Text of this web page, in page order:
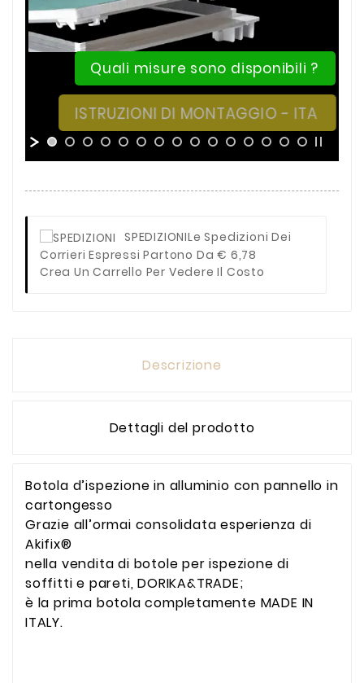
ISTRUZIONI DI MONTAGGIO - ITA
Quali misure sono disponibili ?
SPEDIZIONILe Spedizioni Dei
Corrieri Espressi Partono Da € 6,78
Crea Un Carrello Per Vedere Il Costo
Descrizione
Dettagli del prodotto
Botola d’ispezione in alluminio con pannello in
cartongesso
Grazie all’ormai consolidata esperienza di
Akifix®
nella vendita di botole per ispezione di
soffitti e pareti, DORIKA&TRADE;
è la prima botola completamente MADE IN
ITALY.